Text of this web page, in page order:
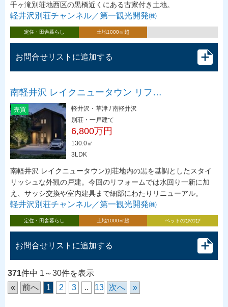
千ヶ滝別荘地西区の黒橋近くにある古家付き土地。
軽井沢別荘チャンネル／第一観光開発㈱
定住・田舎暮らし 土地1000㎡超
お問合せリストに追加する
南軽井沢 レイクニュータウン リフ…
売買
軽井沢・草津 / 南軽井沢
別荘・一戸建て
6,800万円
130.0㎡
3LDK
南軽井沢 レイクニュータウン別荘地内の黒を基調としたスタイ
リッシュな外観の戸建。今回のリフォームでは水回り一新に加
え、サッシ交換や室内建具まで細部にわたりリニューアル。
軽井沢別荘チャンネル／第一観光開発㈱
定住・田舎暮らし 土地1000㎡超 ペットのびのび
お問合せリストに追加する
371件中 1～30件を表示
«
前へ 1 2 3 .. 13 次へ »